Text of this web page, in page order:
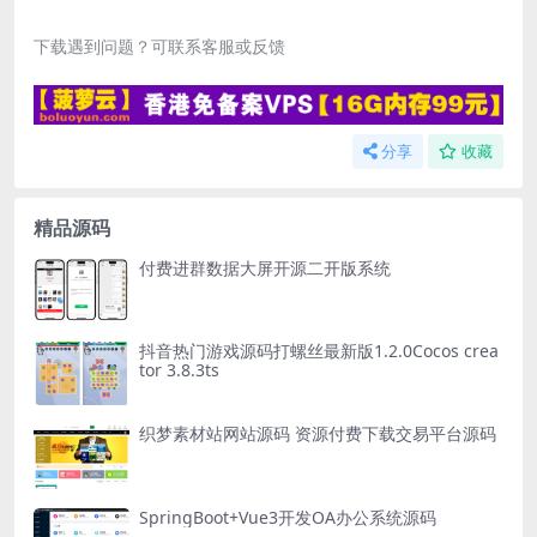
下载遇到问题？可联系客服或反馈
分享 收藏
精品源码
付费进群数据大屏开源二开版系统
抖音热门游戏源码打螺丝最新版1.2.0Cocos crea
tor 3.8.3ts
织梦素材站网站源码 资源付费下载交易平台源码
SpringBoot+Vue3开发OA办公系统源码